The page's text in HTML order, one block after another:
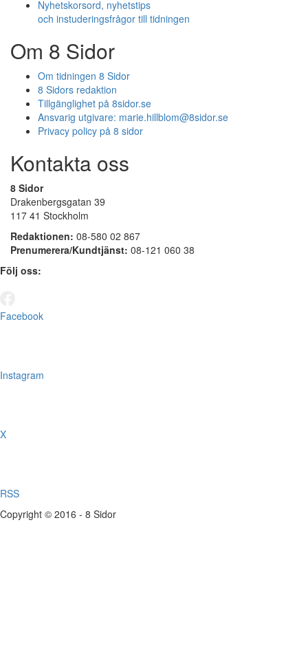
Nyhetskorsord, nyhetstips
och instuderingsfrågor till tidningen
Om 8 Sidor
Om tidningen 8 Sidor
8 Sidors redaktion
Tillgänglighet på 8sidor.se
Ansvarig utgivare: marie.hillblom@8sidor.se
Privacy policy på 8 sidor
Kontakta oss
8 Sidor
Drakenbergsgatan 39
117 41 Stockholm
Redaktionen: 08-580 02 867
Prenumerera/Kundtjänst: 08-121 060 38
Följ oss:
Facebook
Instagram
X
RSS
Copyright © 2016 - 8 Sidor